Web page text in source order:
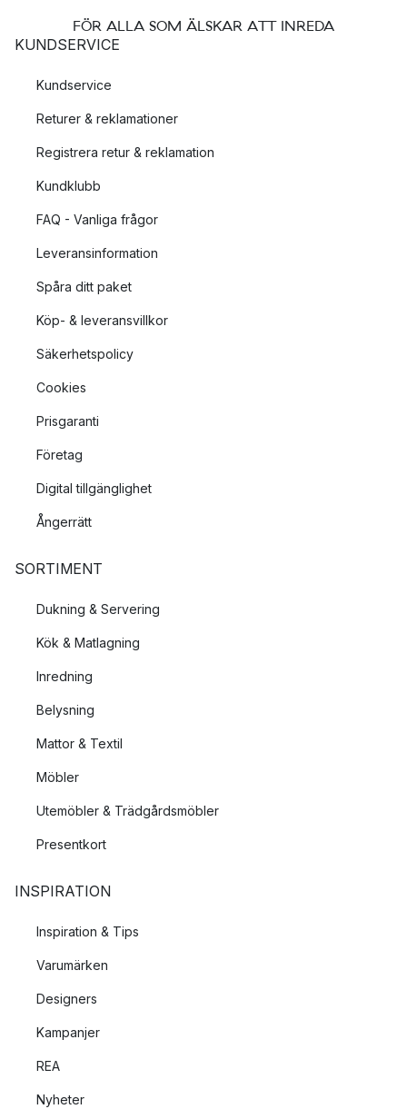
FÖR ALLA SOM ÄLSKAR ATT INREDA
KUNDSERVICE
Kundservice
Returer & reklamationer
Registrera retur & reklamation
Kundklubb
FAQ - Vanliga frågor
Leveransinformation
Spåra ditt paket
Köp- & leveransvillkor
Säkerhetspolicy
Cookies
Prisgaranti
Företag
Digital tillgänglighet
Ångerrätt
SORTIMENT
Dukning & Servering
Kök & Matlagning
Inredning
Belysning
Mattor & Textil
Möbler
Utemöbler & Trädgårdsmöbler
Presentkort
INSPIRATION
Inspiration & Tips
Varumärken
Designers
Kampanjer
REA
Nyheter